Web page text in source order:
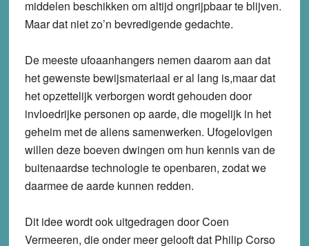
middelen beschikken om altijd ongrijpbaar te blijven.
Maar dat niet zo’n bevredigende gedachte.
De meeste ufoaanhangers nemen daarom aan dat
het gewenste bewijsmateriaal er al lang is,maar dat
het opzettelijk verborgen wordt gehouden door
invloedrijke personen op aarde, die mogelijk in het
geheim met de aliens samenwerken. Ufogelovigen
willen deze boeven dwingen om hun kennis van de
buitenaardse technologie te openbaren, zodat we
daarmee de aarde kunnen redden.
Dit idee wordt ook uitgedragen door Coen
Vermeeren, die onder meer gelooft dat Philip Corso